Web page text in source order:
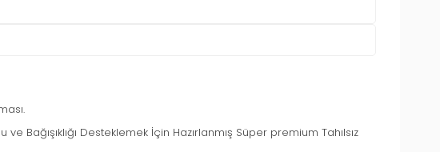
Bağışıklığı Desteklemek İçin Hazırlanmış Süper premium Tahılsız